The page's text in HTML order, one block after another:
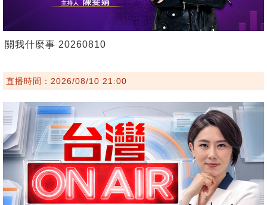
關我什麼事 20260810
直播時間：2026/08/10 21:00